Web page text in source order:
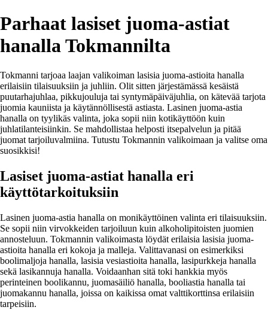
Parhaat lasiset juoma-astiat
hanalla Tokmannilta
Tokmanni tarjoaa laajan valikoiman lasisia juoma-astioita hanalla
erilaisiin tilaisuuksiin ja juhliin. Olit sitten järjestämässä kesäistä
puutarhajuhlaa, pikkujouluja tai syntymäpäiväjuhlia, on kätevää tarjota
juomia kauniista ja käytännöllisestä astiasta. Lasinen juoma-astia
hanalla on tyylikäs valinta, joka sopii niin kotikäyttöön kuin
juhlatilanteisiinkin. Se mahdollistaa helposti itsepalvelun ja pitää
juomat tarjoiluvalmiina. Tutustu Tokmannin valikoimaan ja valitse oma
suosikkisi!
Lasiset juoma-astiat hanalla eri
käyttötarkoituksiin
Lasinen juoma-astia hanalla on monikäyttöinen valinta eri tilaisuuksiin.
Se sopii niin virvokkeiden tarjoiluun kuin alkoholipitoisten juomien
annosteluun. Tokmannin valikoimasta löydät erilaisia lasisia juoma-
astioita hanalla eri kokoja ja malleja. Valittavanasi on esimerkiksi
boolimaljoja hanalla, lasisia vesiastioita hanalla, lasipurkkeja hanalla
sekä lasikannuja hanalla. Voidaanhan sitä toki hankkia myös
perinteinen boolikannu, juomasäiliö hanalla, booliastia hanalla tai
juomakannu hanalla, joissa on kaikissa omat valttikorttinsa erilaisiin
tarpeisiin.